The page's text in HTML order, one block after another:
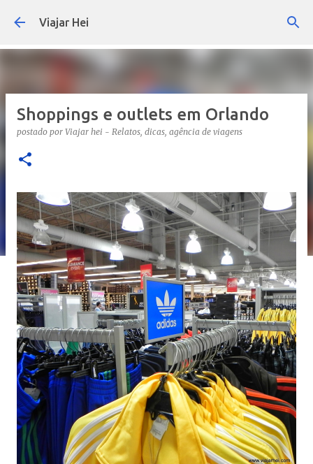
Pular para o conteúdo principal
Viajar Hei
Shoppings e outlets em Orlando
postado por Viajar hei - Relatos, dicas, agência de viagens